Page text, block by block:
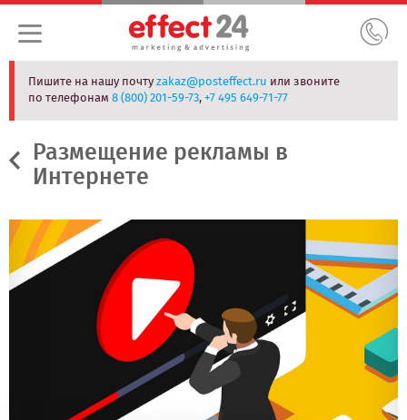
Пишите на нашу почтуzakaz@posteffect.ru или звоните
по телефонам8 (800) 201-59-73,+7 495 649-71-77
Размещение рекламы в
Интернете